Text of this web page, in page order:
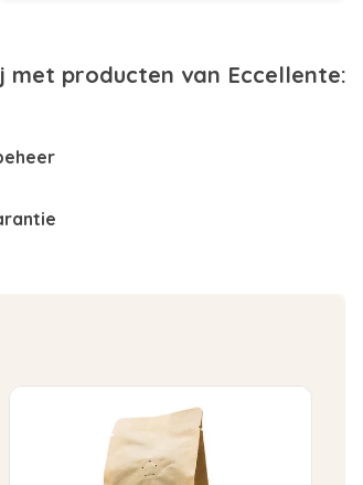
producten van Eccellente: